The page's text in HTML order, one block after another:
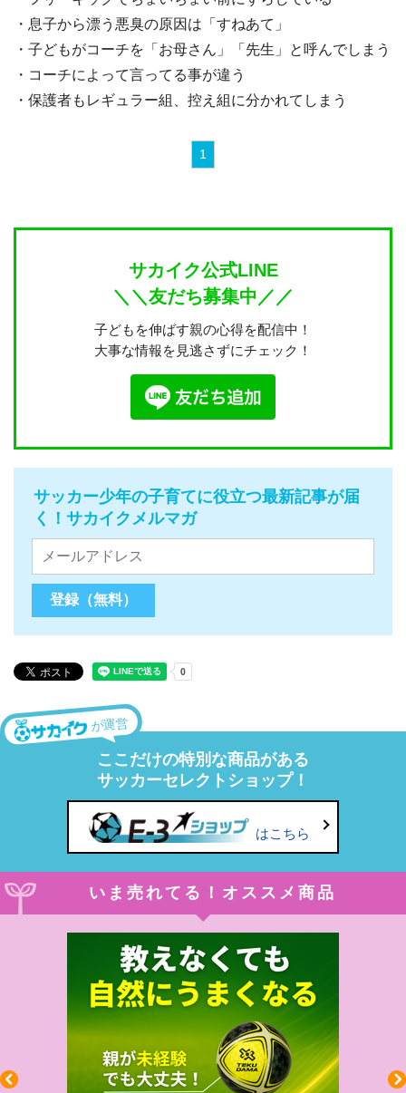
・息子から漂う悪臭の原因は「すねあて」
・子どもがコーチを「お母さん」「先生」と呼んでしまう
・コーチによって言ってる事が違う
・保護者もレギュラー組、控え組に分かれてしまう
1
サカイク公式LINE
＼＼友だち募集中／／
子どもを伸ばす親の心得を配信中！
大事な情報を見逃さずにチェック！
サッカー少年の子育てに役立つ最新記事が届
く！サカイクメルマガ
が運営
ここだけの特別な商品がある
サッカーセレクトショップ！
はこちら
いま売れてる！オススメ商品